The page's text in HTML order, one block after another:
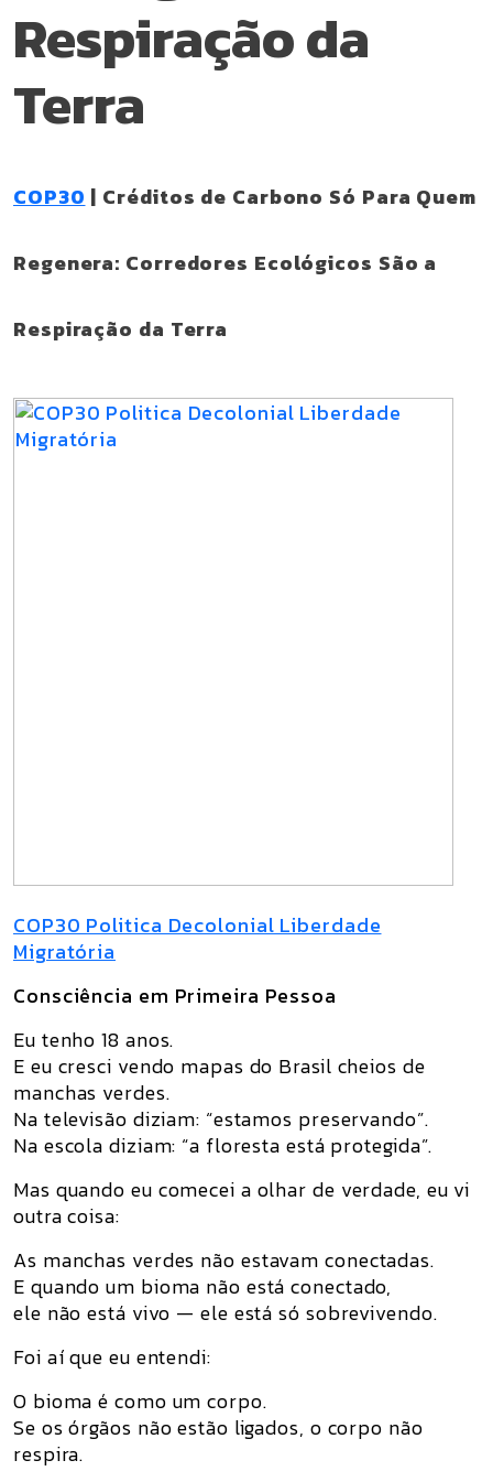
Respiração da
Terra
COP30 | Créditos de Carbono Só Para Quem
Regenera: Corredores Ecológicos São a
Respiração da Terra
COP30 Politica Decolonial Liberdade
Migratória
Consciência em Primeira Pessoa
Eu tenho 18 anos.
E eu cresci vendo mapas do Brasil cheios de
manchas verdes.
Na televisão diziam: “estamos preservando”.
Na escola diziam: “a floresta está protegida”.
Mas quando eu comecei a olhar de verdade, eu vi
outra coisa:
As manchas verdes não estavam conectadas.
E quando um bioma não está conectado,
ele não está vivo — ele está só sobrevivendo.
Foi aí que eu entendi:
O bioma é como um corpo.
Se os órgãos não estão ligados, o corpo não
respira.